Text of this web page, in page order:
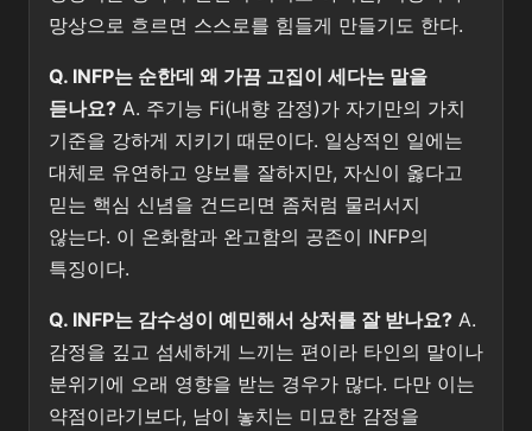
망상으로 흐르면 스스로를 힘들게 만들기도 한다.
Q. INFP는 순한데 왜 가끔 고집이 세다는 말을
듣나요? A. 주기능 Fi(내향 감정)가 자기만의 가치
기준을 강하게 지키기 때문이다. 일상적인 일에는
대체로 유연하고 양보를 잘하지만, 자신이 옳다고
믿는 핵심 신념을 건드리면 좀처럼 물러서지
않는다. 이 온화함과 완고함의 공존이 INFP의
특징이다.
Q. INFP는 감수성이 예민해서 상처를 잘 받나요? A.
감정을 깊고 섬세하게 느끼는 편이라 타인의 말이나
분위기에 오래 영향을 받는 경우가 많다. 다만 이는
약점이라기보다, 남이 놓치는 미묘한 감정을